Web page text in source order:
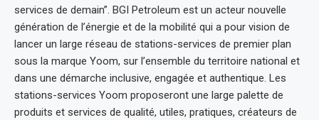
services de demain”. BGI Petroleum est un acteur nouvelle
génération de l’énergie et de la mobilité qui a pour vision de
lancer un large réseau de stations-services de premier plan
sous la marque Yoom, sur l’ensemble du territoire national et
dans une démarche inclusive, engagée et authentique. Les
stations-services Yoom proposeront une large palette de
produits et services de qualité, utiles, pratiques, créateurs de